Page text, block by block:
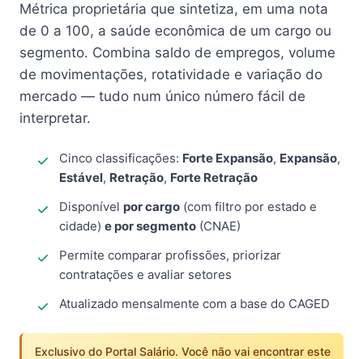
Métrica proprietária que sintetiza, em uma nota
de 0 a 100, a saúde econômica de um cargo ou
segmento. Combina saldo de empregos, volume
de movimentações, rotatividade e variação do
mercado — tudo num único número fácil de
interpretar.
Cinco classificações: Forte Expansão, Expansão,
Estável, Retração, Forte Retração
Disponível por cargo (com filtro por estado e
cidade) e por segmento (CNAE)
Permite comparar profissões, priorizar
contratações e avaliar setores
Atualizado mensalmente com a base do CAGED
Exclusivo do Portal Salário. Você não vai encontrar este